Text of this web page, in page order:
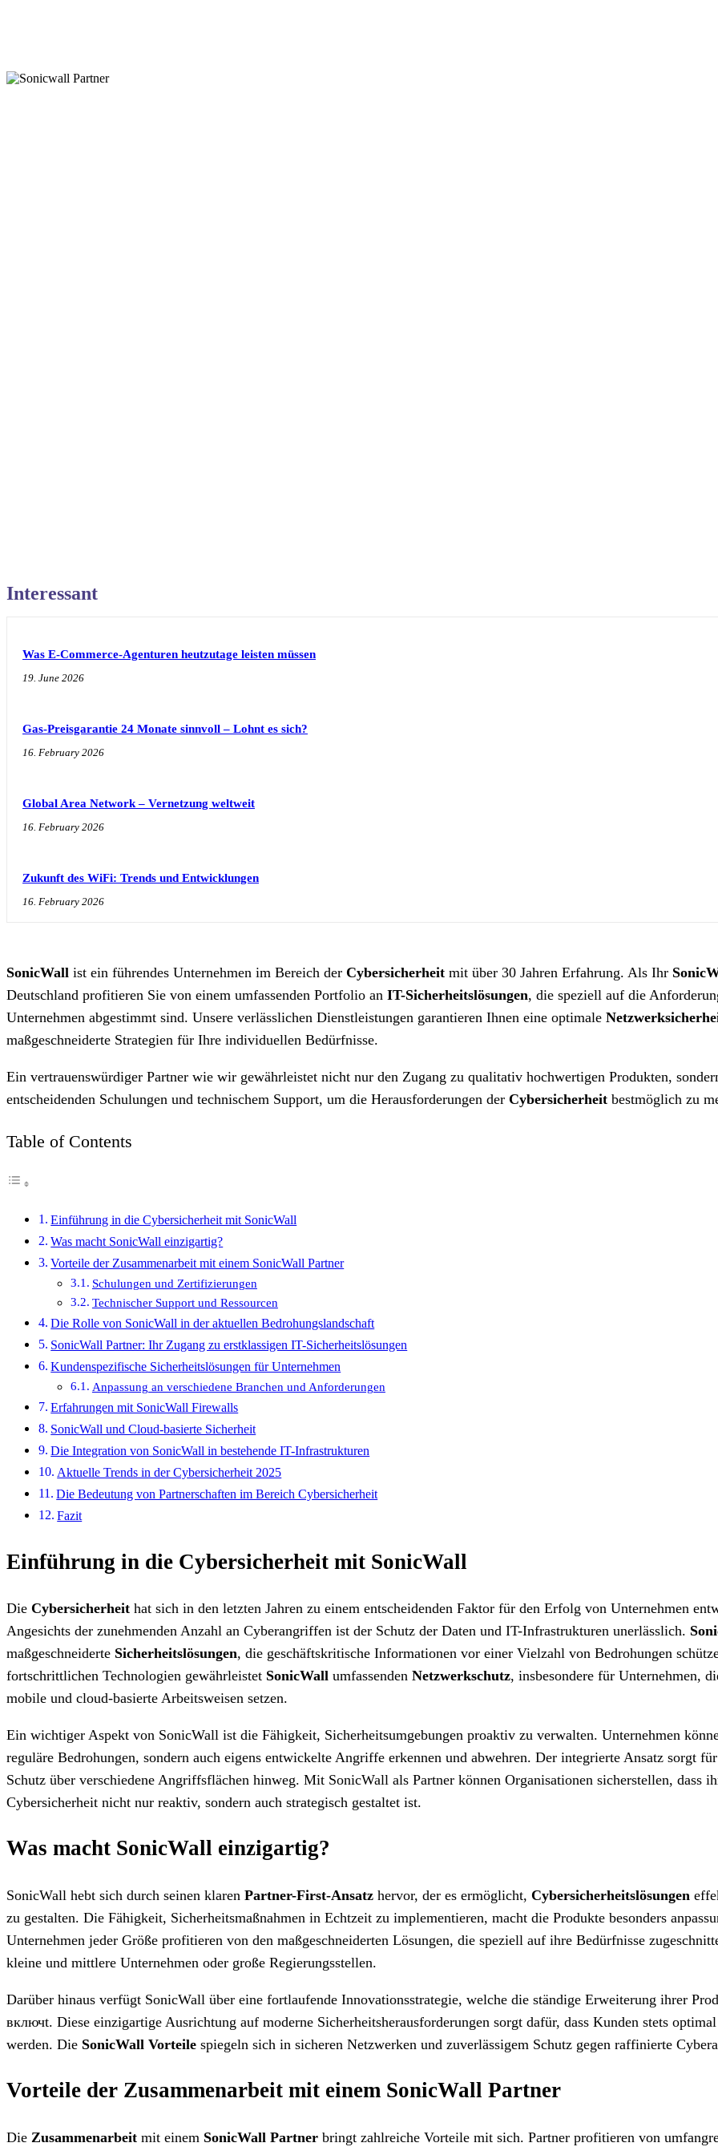
Interessant
Was E-Commerce-Agenturen heutzutage leisten müssen
19. June 2026
Gas-Preisgarantie 24 Monate sinnvoll – Lohnt es sich?
16. February 2026
Global Area Network – Vernetzung weltweit
16. February 2026
Zukunft des WiFi: Trends und Entwicklungen
16. February 2026
SonicWall ist ein führendes Unternehmen im Bereich der Cybersicherheit mit über 30 Jahren Erfahrung. Als Ihr
Deutschland profitieren Sie von einem umfassenden Portfolio an IT-Sicherheitslösungen, die speziell auf die
Unternehmen abgestimmt sind. Unsere verlässlichen Dienstleistungen garantieren Ihnen eine optimale
maßgeschneiderte Strategien für Ihre individuellen Bedürfnisse.
Ein vertrauenswürdiger Partner wie wir gewährleistet nicht nur den Zugang zu qualitativ hochwertigen Produkten,
entscheidenden Schulungen und technischem Support, um die Herausforderungen der Cybersicherheit bestmöglich zu
Table of Contents
Einführung in die Cybersicherheit mit SonicWall
Was macht SonicWall einzigartig?
Vorteile der Zusammenarbeit mit einem SonicWall Partner
Schulungen und Zertifizierungen
Technischer Support und Ressourcen
Die Rolle von SonicWall in der aktuellen Bedrohungslandschaft
SonicWall Partner: Ihr Zugang zu erstklassigen IT-Sicherheitslösungen
Kundenspezifische Sicherheitslösungen für Unternehmen
Anpassung an verschiedene Branchen und Anforderungen
Erfahrungen mit SonicWall Firewalls
SonicWall und Cloud-basierte Sicherheit
Die Integration von SonicWall in bestehende IT-Infrastrukturen
Aktuelle Trends in der Cybersicherheit 2025
Die Bedeutung von Partnerschaften im Bereich Cybersicherheit
Fazit
Einführung in die Cybersicherheit mit SonicWall
Die Cybersicherheit hat sich in den letzten Jahren zu einem entscheidenden Faktor für den Erfolg von Unternehmen
Angesichts der zunehmenden Anzahl an Cyberangriffen ist der Schutz der Daten und IT-Infrastrukturen unerlässlich.
maßgeschneiderte Sicherheitslösungen, die geschäftskritische Informationen vor einer Vielzahl von Bedrohungen
fortschrittlichen Technologien gewährleistet SonicWall umfassenden Netzwerkschutz, insbesondere für Unternehmen,
mobile und cloud-basierte Arbeitsweisen setzen.
Ein wichtiger Aspekt von SonicWall ist die Fähigkeit, Sicherheitsumgebungen proaktiv zu verwalten. Unternehmen
reguläre Bedrohungen, sondern auch eigens entwickelte Angriffe erkennen und abwehren. Der integrierte Ansatz sorgt
Schutz über verschiedene Angriffsflächen hinweg. Mit SonicWall als Partner können Organisationen sicherstellen, dass
Cybersicherheit nicht nur reaktiv, sondern auch strategisch gestaltet ist.
Was macht SonicWall einzigartig?
SonicWall hebt sich durch seinen klaren Partner-First-Ansatz hervor, der es ermöglicht, Cybersicherheitslösungen
zu gestalten. Die Fähigkeit, Sicherheitsmaßnahmen in Echtzeit zu implementieren, macht die Produkte besonders
Unternehmen jeder Größe profitieren von den maßgeschneiderten Lösungen, die speziell auf ihre Bedürfnisse
kleine und mittlere Unternehmen oder große Regierungsstellen.
Darüber hinaus verfügt SonicWall über eine fortlaufende Innovationsstrategie, welche die ständige Erweiterung ihrer
включt. Diese einzigartige Ausrichtung auf moderne Sicherheitsherausforderungen sorgt dafür, dass Kunden stets
werden. Die SonicWall Vorteile spiegeln sich in sicheren Netzwerken und zuverlässigem Schutz gegen raffinierte
Vorteile der Zusammenarbeit mit einem SonicWall Partner
Die Zusammenarbeit mit einem SonicWall Partner bringt zahlreiche Vorteile mit sich. Partner profitieren von